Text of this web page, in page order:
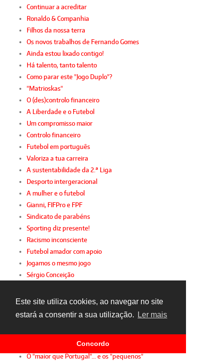
Este site utiliza cookies, ao navegar no site
estará a consentir a sua utilização.
Ler mais
Concordo
Continuar a acreditar
Ronaldo & Companhia
Filhos da nossa terra
Os novos trabalhos de Fernando Gomes
Ainda estou lixado contigo!
Há talento, tanto talento
Como parar este "Jogo Duplo"?
"Matrioskas"
O (des)controlo financeiro
A Liberdade e o Futebol
Um compromisso maior
Controlo financeiro
Futebol em português
Valoriza a tua carreira
A sustentabilidade da 2.ª Liga
Desporto intergeracional
A mulher e o futebol
Gianni, FIFPro e FPF
Sindicato de parabéns
Sporting diz presente!
Racismo inconsciente
Futebol amador com apoio
Jogamos o mesmo jogo
Sérgio Conceição
Virar de página
Um olhar sobre 2015
Obrigado, Bosman
TAD: justiça para ricos
O "maior que Portugal"... e os "pequenos"